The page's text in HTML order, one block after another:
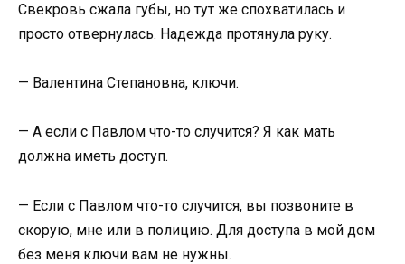
Свекровь сжала губы, но тут же спохватилась и
просто отвернулась. Надежда протянула руку.
— Валентина Степановна, ключи.
— А если с Павлом что-то случится? Я как мать
должна иметь доступ.
— Если с Павлом что-то случится, вы позвоните в
скорую, мне или в полицию. Для доступа в мой дом
без меня ключи вам не нужны.